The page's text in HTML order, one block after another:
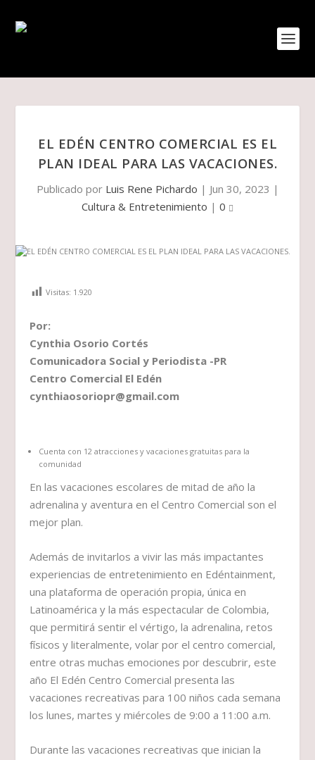
EL EDÉN CENTRO COMERCIAL ES EL
PLAN IDEAL PARA LAS VACACIONES.
Publicado por Luis Rene Pichardo | Jun 30, 2023 |
Cultura & Entretenimiento | 0
Visitas: 1.920
Por:
Cynthia Osorio Cortés
Comunicadora Social y Periodista -PR
Centro Comercial El Edén
cynthiaosoriopr@gmail.com
Cuenta con 12 atracciones y vacaciones gratuitas para la
comunidad
En las vacaciones escolares de mitad de año la
adrenalina y aventura en el Centro Comercial son el
mejor plan.
Además de invitarlos a vivir las más impactantes
experiencias de entretenimiento en Edéntainment,
una plataforma de operación propia, única en
Latinoamérica y la más espectacular de Colombia,
que permitirá sentir el vértigo, la adrenalina, retos
físicos y literalmente, volar por el centro comercial,
entre otras muchas emociones por descubrir, este
año El Edén Centro Comercial presenta las
vacaciones recreativas para 100 niños cada semana
los lunes, martes y miércoles de 9:00 a 11:00 a.m.
Durante las vacaciones recreativas que inician la